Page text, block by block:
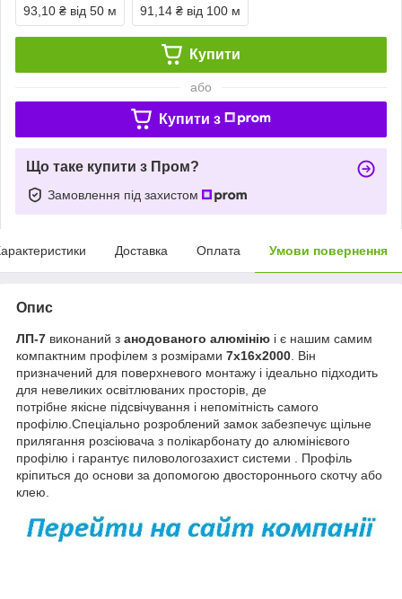
93,10 ₴ від 50 м 91,14 ₴ від 100 м
Купити
або
Купити з
Що таке купити з Пром?
Замовлення під захистом
Доставка Оплата Умови повернення
Опис
ЛП-7 виконаний з анодованого алюмінію і є нашим самим
компактним профілем з розмірами 7х16х2000 . Він
призначений для поверхневого монтажу і ідеально підходить
для невеликих освітлюваних просторів, де
потрібне якісне підсвічування і непомітність самого
профілю.Спеціально розроблений замок забезпечує щільне
прилягання розсіювача з полікарбонату до алюмінієвого
профілю і гарантує пиловологозахист системи . Профіль
кріпиться до основи за допомогою двостороннього скотчу або
клею.